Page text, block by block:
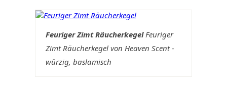
Feuriger Zimt RäucherkegelFeuriger
Zimt Räucherkegel von Heaven Scent -
würzig, baslamisch